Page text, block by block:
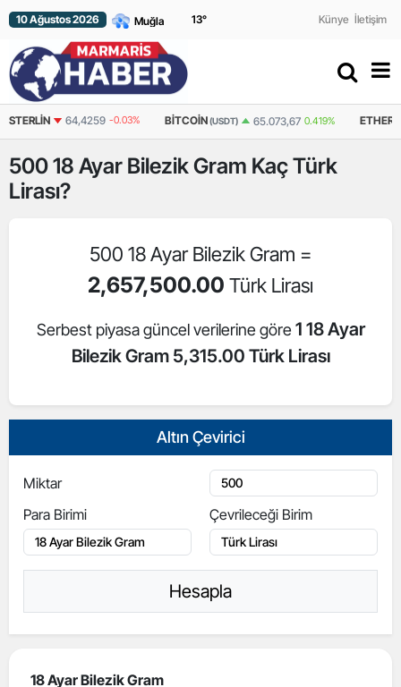
10 Ağustos 2026 13° Künye İletişim
64,4259 -0.03% BITCOIN (USDT) 65.073,67 0.419% ETHEREUM(USDT)
50018 Ayar Bilezik Gram Kaç Türk
Lirası?
500 18 Ayar Bilezik Gram =
2,657,500.00 Türk Lirası
Serbest piyasa güncel verilerine göre 1 18 Ayar
Bilezik Gram 5,315.00 Türk Lirası
Altın Çevirici
Miktar
Para Birimi
Çevrileceği Birim
Hesapla
18 Ayar Bilezik Gram